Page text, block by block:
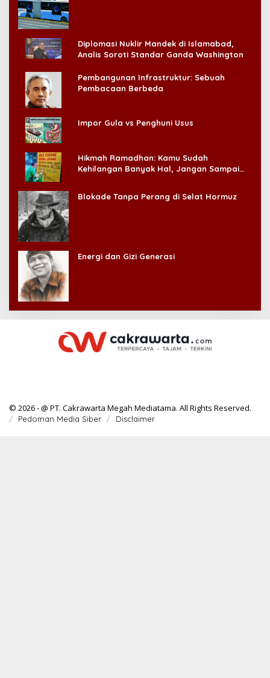
Diplomasi Nuklir Mandek di Islamabad,
Analis Soroti Standar Ganda Washington
Pembangunan Infrastruktur: Sebuah
Pembacaan Berbeda
Impor Gula vs Penghuni Usus
Hikmah Ramadhan: Kamu Sudah
Kehilangan Banyak Hal, Jangan Sampai
Blokade Tanpa Perang di Selat Hormuz
Energi dan Gizi Generasi
© 2026 - @ PT. Cakrawarta Megah Mediatama. All Rights Reserved.
Pedoman Media Siber Disclaimer